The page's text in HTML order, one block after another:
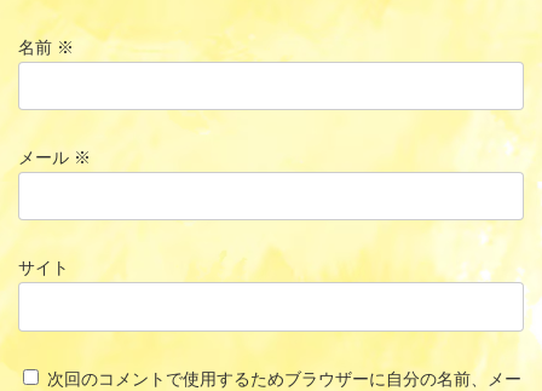
名前 ※
メール ※
サイト
次回のコメントで使用するためブラウザーに自分の名前、メー